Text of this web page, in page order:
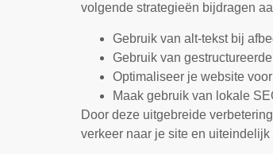
volgende strategieën bijdragen
Gebruik van alt-tekst bij
Gebruik van
Optimaliseer je website
Maak gebruik van lokale
Door deze uitgebreide
verkeer naar je site en